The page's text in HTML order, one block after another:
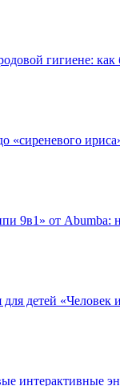
гигиене:
«сиреневого
9в1» от Abumba:
детей
интерактивные